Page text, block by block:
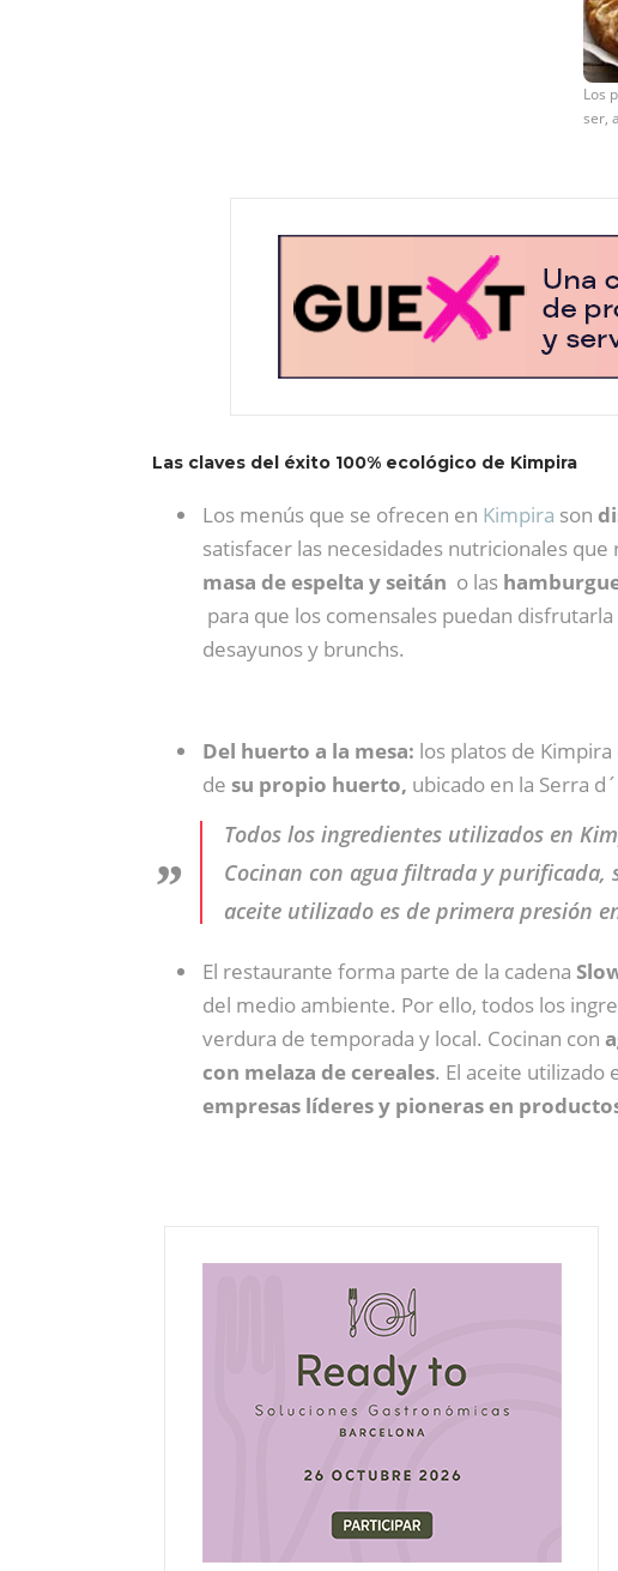
Los
ser,
Las claves del éxito 100% ecológico de Kimpira
Los menús que se ofrecen en Kimpira son
satisfacer las necesidades nutricionales
masa de espelta y seitán o las
para que los comensales puedan disfrutarla
desayunos y brunchs.
Del huerto a la mesa: los platos de
de su propio huerto, ubicado en la Serra
Todos los ingredientes utilizados en
Cocinan con agua filtrada y purificada,
aceite utilizado es de primera presión
El restaurante forma parte de la cadena
del medio ambiente. Por ello, todos los
verdura de temporada y local. Cocinan con
con melaza de cereales. El aceite utilizado
empresas líderes y pioneras en